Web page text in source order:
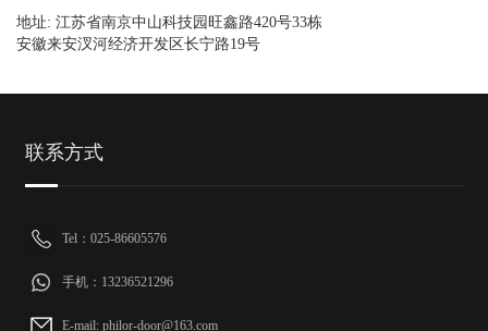
地址: 江苏省南京中山科技园旺鑫路420号33栋
安徽来安汊河经济开发区长宁路19号
联系方式
Tel：025-86605576
手机：13236521296
E-mail: philor-door@163.com